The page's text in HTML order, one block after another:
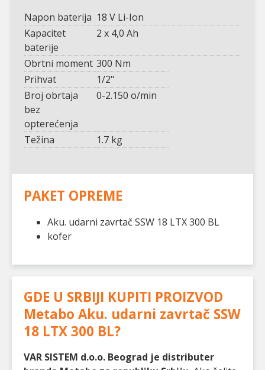
Napon baterija 18 V Li-Ion
Kapacitet
baterije
2 x 4,0 Ah
Obrtni moment 300 Nm
Prihvat
1/2"
Broj obrtaja
bez
opterećenja
0-2.150 o/min
Težina 1.7 kg
PAKET OPREME
Aku. udarni zavrtač SSW 18 LTX 300 BL
kofer
GDE U SRBIJI KUPITI PROIZVOD
Metabo Aku. udarni zavrtač SSW
18 LTX 300 BL?
VAR SISTEM d.o.o. Beograd je distributer